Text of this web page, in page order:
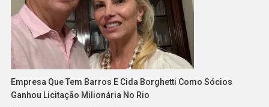
Empresa Que Tem Barros E Cida Borghetti Como Sócios
Ganhou Licitação Milionária No Rio